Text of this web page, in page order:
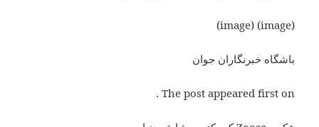
(image) (image)
باشگاه خبرنگاران جوان
The post appeared first on .